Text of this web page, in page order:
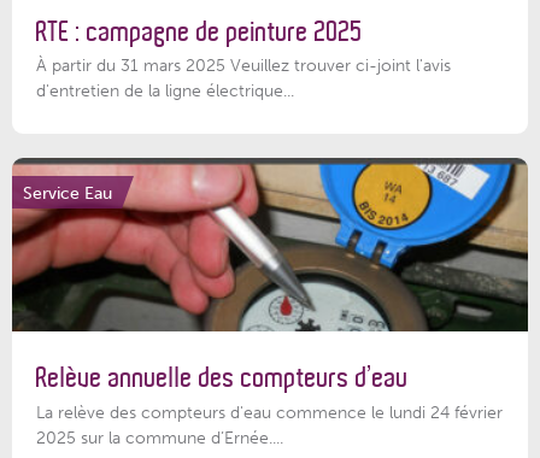
RTE : campagne de peinture 2025
À partir du 31 mars 2025 Veuillez trouver ci-joint l'avis
d'entretien de la ligne électrique...
Service Eau
Relève annuelle des compteurs d’eau
La relève des compteurs d'eau commence le lundi 24 février
2025 sur la commune d’Ernée....